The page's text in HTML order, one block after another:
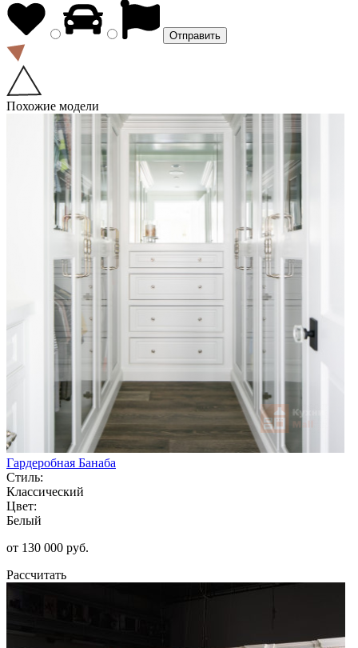
Похожие модели
Гардеробная Банаба
Стиль:
Классический
Цвет:
Белый
от 130 000 руб.
Рассчитать